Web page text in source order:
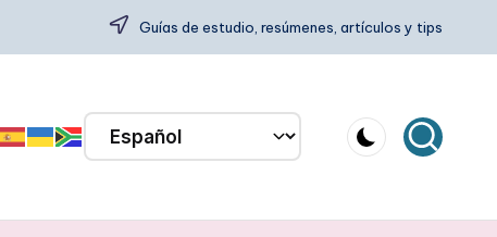
Guías de estudio, resúmenes, artículos y tips